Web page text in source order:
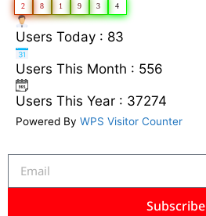
2 8 1 9 3 4
Users Today : 83
Users This Month : 556
Users This Year : 37274
Powered By WPS Visitor Counter
Subscribe